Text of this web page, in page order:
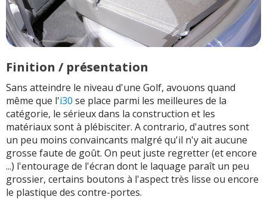
Finition / présentation
Sans atteindre le niveau d'une Golf, avouons quand
même que l'i30 se place parmi les meilleures de la
catégorie, le sérieux dans la construction et les
matériaux sont à plébisciter. A contrario, d'autres sont
un peu moins convaincants malgré qu'il n'y ait aucune
grosse faute de goût. On peut juste regretter (et encore
...) l'entourage de l'écran dont le laquage paraît un peu
grossier, certains boutons à l'aspect très lisse ou encore
le plastique des contre-portes.